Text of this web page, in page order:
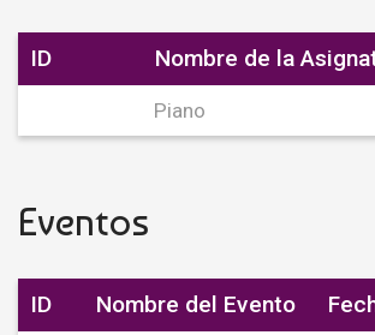
ID Nombre de la
Piano
Eventos
ID Nombre del Evento